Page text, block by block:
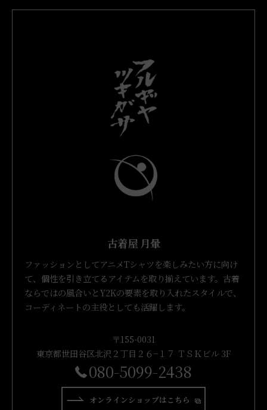
古着屋 月暈
ファッションとしてアニメTシャツを楽しみたい方に向け
て、個性を引き立てるアイテムを取り揃えています。古着
ならではの風合いとY2Kの要素を取り入れたスタイルで、
コーディネートの主役としても活躍します。
〒155-0031
東京都世田谷区北沢２丁目２６−１７ ＴＳＫビル 3F
080-5099-2438
オンラインショップはこちら